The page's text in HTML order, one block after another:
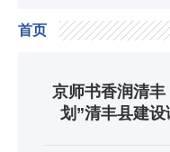
首页
京师书香润清
划”清丰县建